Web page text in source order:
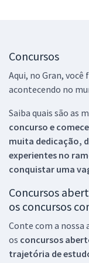
Concursos
Aqui, no Gran,
acontecendo no
Saiba quais são as
concurso e
muita dedicação,
experientes no
conquistar uma
Concursos
os concursos
Conte com a nossa
os concursos
trajetória de